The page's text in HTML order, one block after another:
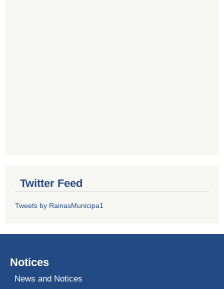
Twitter Feed
Tweets by RainasMunicipa1
Notices
News and Notices